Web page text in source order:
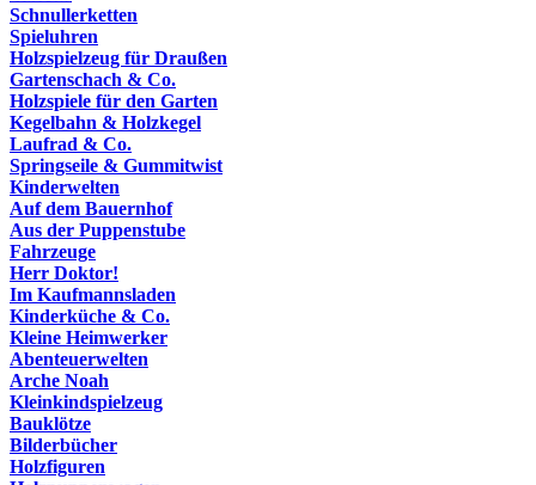
Schnullerketten
Spieluhren
Holzspielzeug für Draußen
Gartenschach & Co.
Holzspiele für den Garten
Kegelbahn & Holzkegel
Laufrad & Co.
Springseile & Gummitwist
Kinderwelten
Auf dem Bauernhof
Aus der Puppenstube
Fahrzeuge
Herr Doktor!
Im Kaufmannsladen
Kinderküche & Co.
Kleine Heimwerker
Abenteuerwelten
Arche Noah
Kleinkindspielzeug
Bauklötze
Bilderbücher
Holzfiguren